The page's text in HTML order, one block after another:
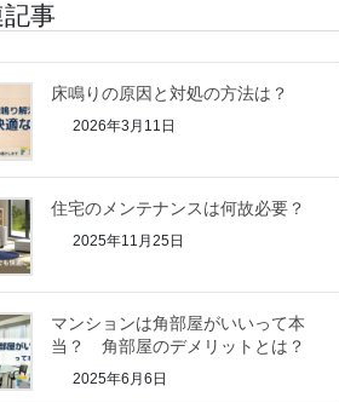
事
床鳴りの原因と対処の方法は？
2026年3月11日
住宅のメンテナンスは何故必要？
2025年11月25日
マンションは角部屋がいいって本
当？ 角部屋のデメリットとは？
2025年6月6日